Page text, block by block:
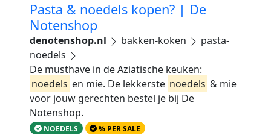
Pasta & noedels kopen? | De
Notenshop
denotenshop.nl bakken-koken
pasta-
noedels
De musthave in de Aziatische keuken:
noedels en mie. De lekkerste noedels & mie
voor jouw gerechten bestel je bij De
Notenshop.
NOEDELS % PER SALE